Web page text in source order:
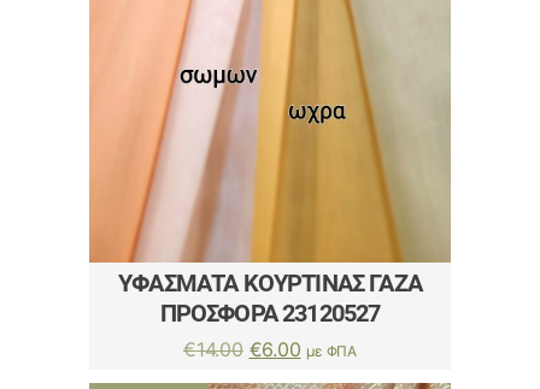
ΥΦΆΣΜΑΤΑ ΚΟΥΡΤΊΝΑΣ ΓΆΖΑ
ΠΡΟΣΦΟΡΆ 23120527
€14.00 Original
€6.00Ημε ΦΠΑ